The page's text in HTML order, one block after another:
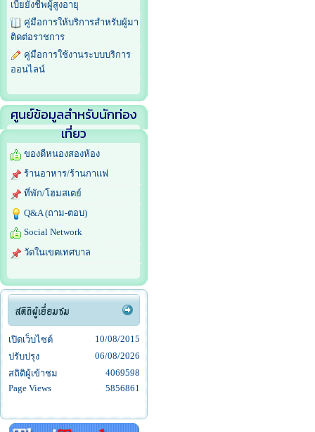
เบี้ยยังชีพผู้สูงอายุ
คู่มือการให้บริการสำหรับผู้มา
ติดต่อราชการ
คู่มือการใช้งานระบบบริการ
ออนไลน์
ศูนย์ข้อมูลสำหรับนักท่อง
เที่ยว
ของดีหนองสองห้อง
ร้านอาหาร/ร้านกาแฟ
ที่พัก/โฮมสเตย์
Q&A (ถาม-ตอบ)
Social Network
วัดในเขตเทศบาล
เปิดเว็บไซต์
10/08/2015
ปรับปรุง
06/08/2026
สถิติผู้เข้าชม
4069598
Page Views
5856861